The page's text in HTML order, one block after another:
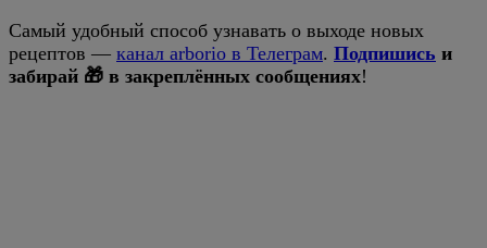
Самый удобный способ узнавать о выходе новых
рецептов — канал arborio в Телеграм. Подпишись и
забирай 🎁 в закреплённых сообщениях!